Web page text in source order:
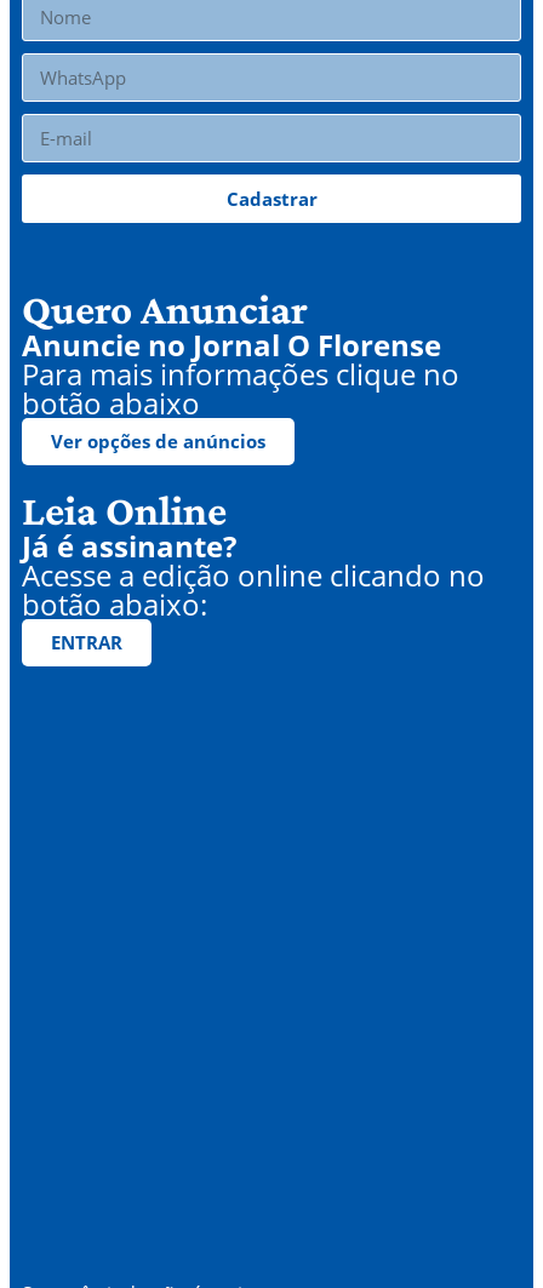
Cadastrar
Quero Anunciar
Anuncie no Jornal O Florense
Para mais informações clique no
botão abaixo
Ver opções de anúncios
Leia Online
Já é assinante?
Acesse a edição online clicando no
botão abaixo:
ENTRAR